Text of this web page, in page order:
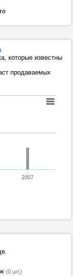
которые известны
продаваемых
2007
(0 шт.)